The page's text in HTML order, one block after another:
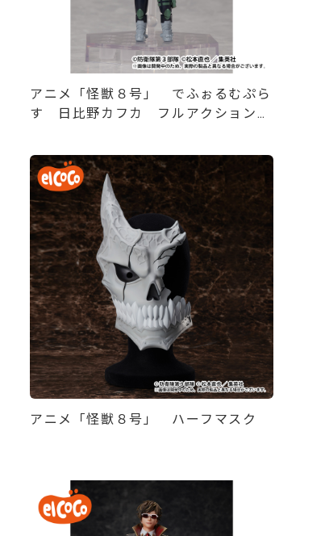
アニメ「怪獣８号」 でふぉるむぷら
す 日比野カフカ フルアクションデ
アニメ「怪獣８号」 ハーフマスク